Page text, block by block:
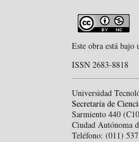
Este obra está bajo
ISSN 2683-8818
Universidad
Secretaría de
Sarmiento 440
Ciudad Autónoma
Teléfono: (011)